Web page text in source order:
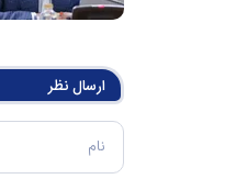
ارسال‌ نظر